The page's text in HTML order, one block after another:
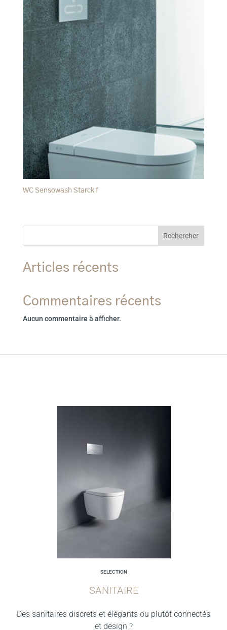
WC Sensowash Starck f
Rechercher
Articles récents
Commentaires récents
Aucun commentaire à afficher.
SELECTION
SANITAIRE
Des sanitaires discrets et élégants ou plutôt connectés
et design ?